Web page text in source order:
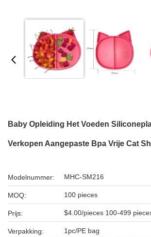
Baby Opleiding Het Voeden
Verkopen Aangepaste Bpa Vrije Cat
Modelnummer: MHC-SM216
MOQ: 100 pieces
Prijs: $4.00/pieces 100-499
Verpakking: 1pc/PE bag